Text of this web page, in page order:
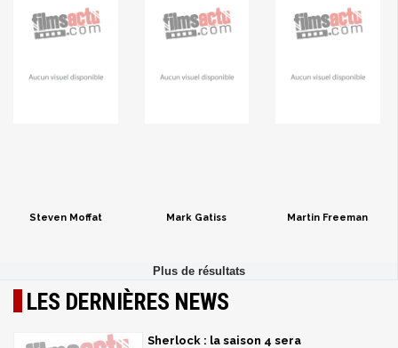
Steven Moffat Mark Gatiss Martin Freeman
LES DERNIÈRES NEWS
Sherlock : la saison 4 sera